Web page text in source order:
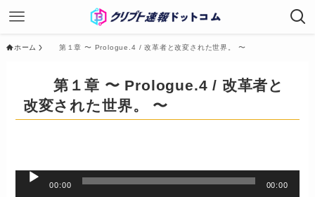
ホーム 第１章 〜 Prologue.4 / 改革者と改変された世界。 〜
第１章 〜 Prologue.4 / 改革者と
改変された世界。 〜
00:00 00:00